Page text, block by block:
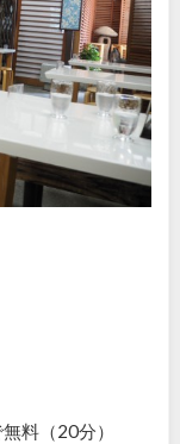
料（20分）